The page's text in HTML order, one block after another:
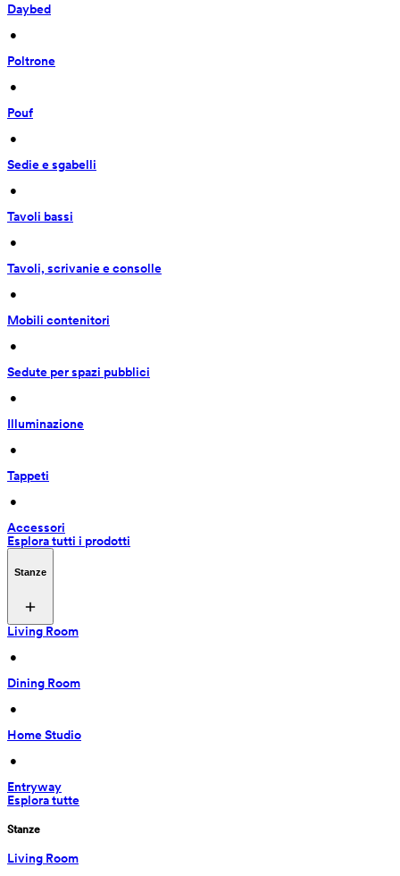
Daybed
•
Poltrone
•
Pouf
•
Sedie e sgabelli
•
Tavoli bassi
•
Tavoli, scrivanie e consolle
•
Mobili contenitori
•
Sedute per spazi pubblici
•
Illuminazione
•
Tappeti
•
Accessori
Esplora tutti i prodotti
Stanze
Living Room
•
Dining Room
•
Home Studio
•
Entryway
Esplora tutte
Stanze
Living Room